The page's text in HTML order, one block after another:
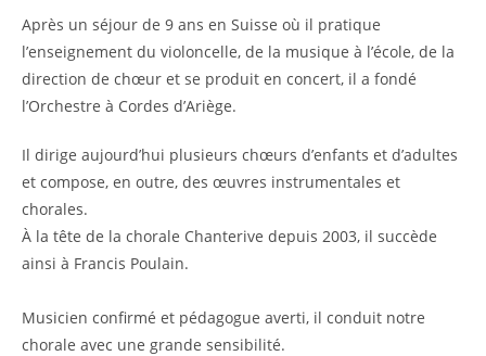
Après un séjour de 9 ans en Suisse où il pratique
l’enseignement du violoncelle, de la musique à l’école, de la
direction de chœur et se produit en concert, il a fondé
l’Orchestre à Cordes d’Ariège.
Il dirige aujourd’hui plusieurs chœurs d’enfants et d’adultes
et compose, en outre, des œuvres instrumentales et
chorales.
À la tête de la chorale Chanterive depuis 2003, il succède
ainsi à Francis Poulain.
Musicien confirmé et pédagogue averti, il conduit notre
chorale avec une grande sensibilité.